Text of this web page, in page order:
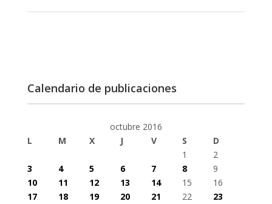
Calendario de publicaciones
octubre 2016
L
M X J V S
D
1
2
3
4 5 6 7 8
9
10
11 12 13 14 15
16
17
18 19 20 21 22
23